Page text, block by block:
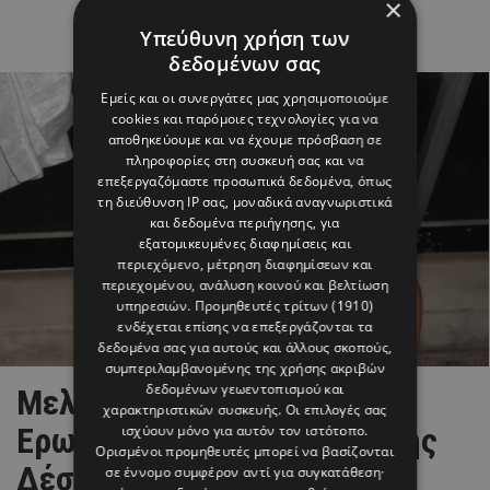
Μελίνα Νικολαΐδη:
Ερωτευμένη ξανά η κόρη της
Δέσποινας Βανδή;
×
Υπεύθυνη χρήση των
δεδομένων σας
Εμείς και οι συνεργάτες μας χρησιμοποιούμε
cookies και παρόμοιες τεχνολογίες για να
αποθηκεύουμε και να έχουμε πρόσβαση σε
πληροφορίες στη συσκευή σας και να
επεξεργαζόμαστε προσωπικά δεδομένα, όπως
τη διεύθυνση IP σας, μοναδικά αναγνωριστικά
και δεδομένα περιήγησης, για
εξατομικευμένες διαφημίσεις και
περιεχόμενο, μέτρηση διαφημίσεων και
περιεχομένου, ανάλυση κοινού και βελτίωση
υπηρεσιών. Προμηθευτές τρίτων (1910)
ενδέχεται επίσης να επεξεργάζονται τα
δεδομένα σας για αυτούς και άλλους σκοπούς,
συμπεριλαμβανομένης της χρήσης ακριβών
δεδομένων γεωεντοπισμού και
χαρακτηριστικών συσκευής. Οι επιλογές σας
ισχύουν μόνο για αυτόν τον ιστότοπο.
Ορισμένοι προμηθευτές μπορεί να βασίζονται
σε έννομο συμφέρον αντί για συγκατάθεση·